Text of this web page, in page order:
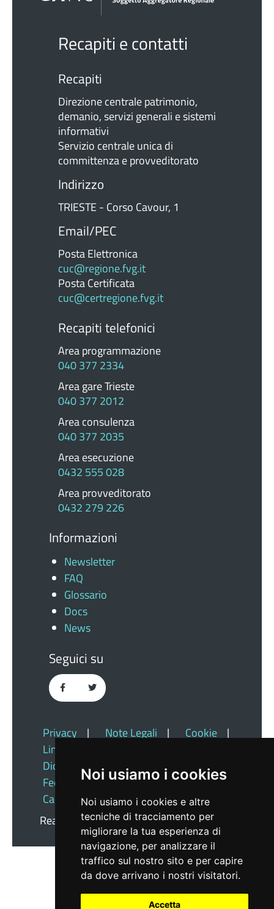
Noi usiamo i cookies
Noi usiamo i cookies e altre
tecniche di tracciamento per
migliorare la tua esperienza di
navigazione, per analizzare il
traffico sul nostro sito e per capire
da dove arrivano i nostri visitatori.
Accetta
Recapiti e contatti
Recapiti
Direzione centrale patrimonio,
demanio, servizi generali e sistemi
informativi
Servizio centrale unica di
committenza e provveditorato
Indirizzo
TRIESTE - Corso Cavour, 1
Email/PEC
Posta Elettronica
cuc@regione.fvg.it
Posta Certificata
cuc@certregione.fvg.it
Recapiti telefonici
Area programmazione
040 377 2334
Area gare Trieste
040 377 2012
Area consulenza
040 377 2035
Area esecuzione
0432 555 028
Area provveditorato
0432 279 226
Informazioni
Newsletter
FAQ
Glossario
Docs
News
Seguici su
Privacy | Note Legali | Cookie
|
Link Utili
Dichiarazione Di Accessibilità
Feedback| Redazione|
Cambio Preferenze Cookie
Realizzato daInsiel